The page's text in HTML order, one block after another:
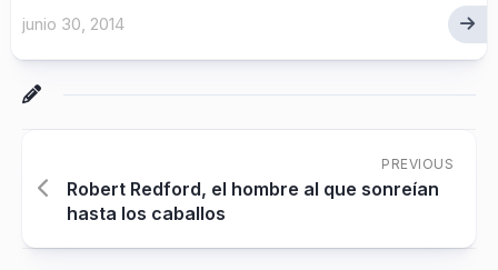
junio 30, 2014
PREVIOUS
Robert Redford, el hombre al que sonreían
hasta los caballos